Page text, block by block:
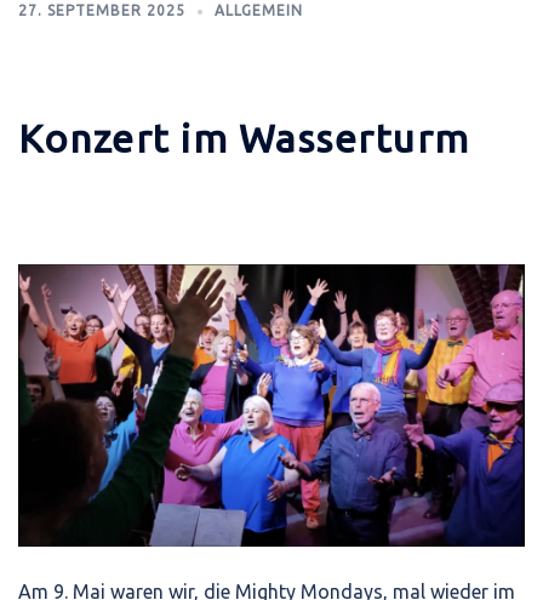
27. SEPTEMBER 2025 ALLGEMEIN
Konzert im Wasserturm
Am 9. Mai waren wir, die Mighty Mondays, mal wieder im